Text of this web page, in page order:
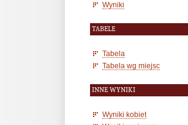
Wyniki
TABELE
Tabela
Tabela wg miejsc
INNE WYNIKI
Wyniki kobiet